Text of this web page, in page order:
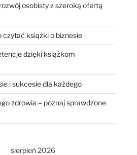
osobisty z szeroką ofertą
czytać książki o biznesie
dzięki książkom
i sukcesie dla każdego
zdrowia – poznaj sprawdzone
sierpień 2026